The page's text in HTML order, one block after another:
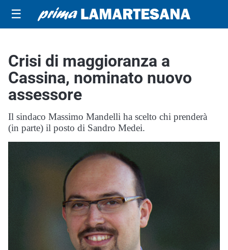
☰
Crisi di maggioranza a
Cassina, nominato nuovo
assessore
Il sindaco Massimo Mandelli ha scelto chi prenderà
(in parte) il posto di Sandro Medei.